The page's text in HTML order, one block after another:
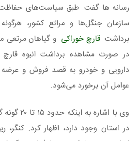
رسانه ها گفت. طبق سیاست‌های
سازمان جنگل‌ها و مراتع کشور،
برداشت قارچ خوراکی و گیاهان مرتعی
در صورت مشاهده برداشت انبوه
دارویی و خودرو به قصد فروش و عرضه
عوامل آن برخورد می‌شود.
وی با اشاره
در استان وجود دارد، اظهار کرد. کنگر،